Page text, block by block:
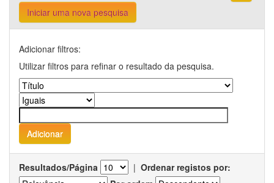
Iniciar uma nova pesquisa
Adicionar filtros:
Utilizar filtros para refinar o resultado da pesquisa.
Resultados/Página | Ordenar registos por: